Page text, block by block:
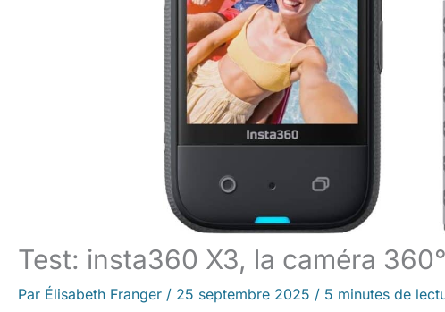
Test: insta360 X3, la caméra
Par Élisabeth Franger / 25 septembre 2025 / 5 minutes de